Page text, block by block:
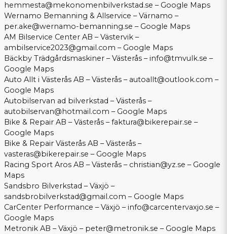
hemmesta@mekonomenbilverkstad.se – Google Maps
Wernamo Bemanning & Allservice – Värnamo –
per.ake@wernamo-bemanning.se – Google Maps
AM Bilservice Center AB – Västervik –
ambilservice2023@gmail.com – Google Maps
Bäckby Trädgårdsmaskiner – Västerås –info@tmvulk.se –
Google Maps
Auto Allt i Västerås AB – Västerås – autoallt@outlook.com –
Google Maps
Autobilservan ad bilverkstad – Västerås –
autobilservan@hotmail.com – Google Maps
Bike & Repair AB – Västerås –faktura@bikerepair.se –
Google Maps
Bike & Repair Västerås AB – Västerås –
vasteras@bikerepair.se – Google Maps
Racing Sport Aros AB – Västerås – christian@yz.se – Google
Maps
Sandsbro Bilverkstad – Växjö –
sandsbrobilverkstad@gmail.com – Google Maps
CarCenter Performance – Växjö –info@carcentervaxjo.se –
Google Maps
Metronik AB – Växjö – peter@metronik.se – Google Maps